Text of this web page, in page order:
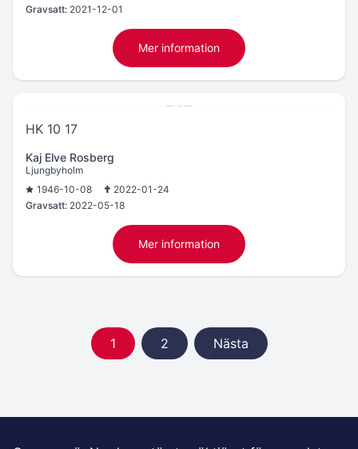
Gravsatt: 2021-12-01
Mer information
HK 10 17
Kaj Elve Rosberg
Ljungbyholm
1946-10-08
2022-01-24
Gravsatt: 2022-05-18
Mer information
1 2 Nästa